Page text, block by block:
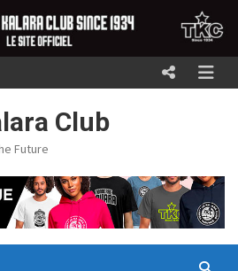
Club
Future